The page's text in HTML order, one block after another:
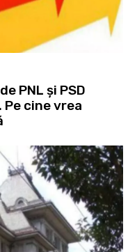
PNL și PSD
cine vrea